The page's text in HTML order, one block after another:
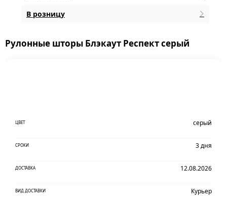
В розницу
Рулонные шторы Блэкаут Респект серый
ЦВЕТ серый
СРОКИ 3 дня
ДОСТАВКА 12.08.2026
ВИД ДОСТАВКИ Курьер